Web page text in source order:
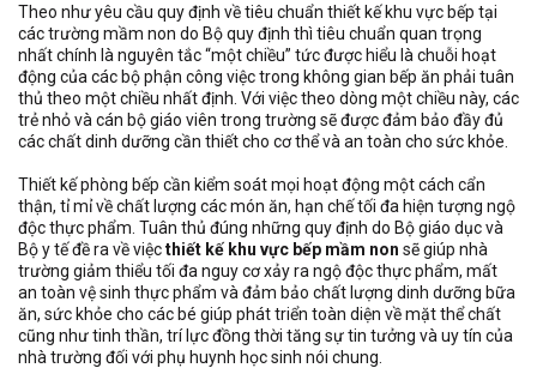
Theo như yêu cầu quy định về tiêu chuẩn thiết kế khu vực bếp tại
các trường mầm non do Bộ quy định thì tiêu chuẩn quan trọng
nhất chính là nguyên tắc “một chiều” tức được hiểu là chuỗi hoạt
động của các bộ phận công việc trong không gian bếp ăn phải tuân
thủ theo một chiều nhất định. Với việc theo dòng một chiều này, các
trẻ nhỏ và cán bộ giáo viên trong trường sẽ được đảm bảo đầy đủ
các chất dinh dưỡng cần thiết cho cơ thể và an toàn cho sức khỏe.
Thiết kế phòng bếp cần kiểm soát mọi hoạt động một cách cẩn
thận, tỉ mỉ về chất lượng các món ăn, hạn chế tối đa hiện tượng ngộ
độc thực phẩm. Tuân thủ đúng những quy định do Bộ giáo dục và
Bộ y tế đề ra về việcthiết kế khu vực bếp mầm non sẽ giúp nhà
trường giảm thiểu tối đa nguy cơ xảy ra ngộ độc thực phẩm, mất
an toàn vệ sinh thực phẩm và đảm bảo chất lượng dinh dưỡng bữa
ăn, sức khỏe cho các bé giúp phát triển toàn diện về mặt thể chất
cũng như tinh thần, trí lực đồng thời tăng sự tin tưởng và uy tín của
nhà trường đối với phụ huynh học sinh nói chung.